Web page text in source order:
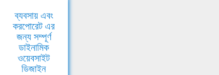
ব্যবসায় এবং
করপোরেট এর
জন্য সম্পূর্ণ
ডাইনামিক
ওয়েবসাইট
ডিজাইন